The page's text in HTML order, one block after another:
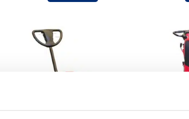
varianter.